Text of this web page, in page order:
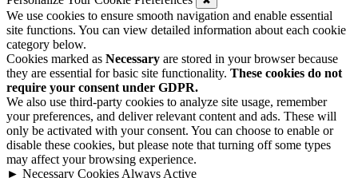
We use cookies to ensure smooth navigation and enable essential
site functions. You can view detailed information about each cookie
category below.
Cookies marked as Necessary are stored in your browser because
they are essential for basic site functionality. These cookies do not
require your consent under GDPR.
We also use third-party cookies to analyze site usage, remember
your preferences, and deliver relevant content and ads. These will
only be activated with your consent. You can choose to enable or
disable these cookies, but please note that turning off some types
may affect your browsing experience.
► Necessary Cookies Always Active